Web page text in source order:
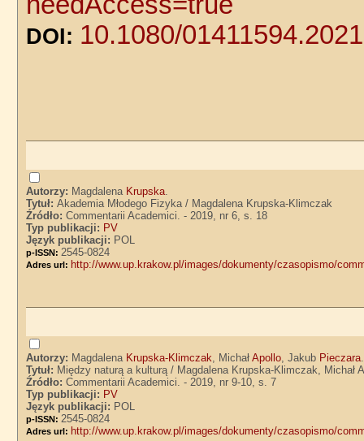
DOI: 10.1080/
Autorzy: Magdalena Krupska
Tytuł:Akademia Młodego Fizyka / Magdalena Krupska-Klimczak
Źródło:Commentarii Academici. - 2019, nr 6, s. 18
Typ publikacji: PV
Język publikacji: POL
p-ISSN: 2545-0824
Adres url: http://www.up.krakow.pl/images/dokumenty/czasopismo/
Autorzy: Magdalena Krupska-Klimczak , MichałApollo , Jakub Pieczara
Tytuł: Między naturą a kulturą / Magdalena Krupska-Klimczak, Michał
Źródło:Commentarii Academici. - 2019, nr 9-10, s. 7
Typ publikacji: PV
Język publikacji: POL
p-ISSN: 2545-0824
Adres url: http://www.up.krakow.pl/images/dokumenty/czasopismo/